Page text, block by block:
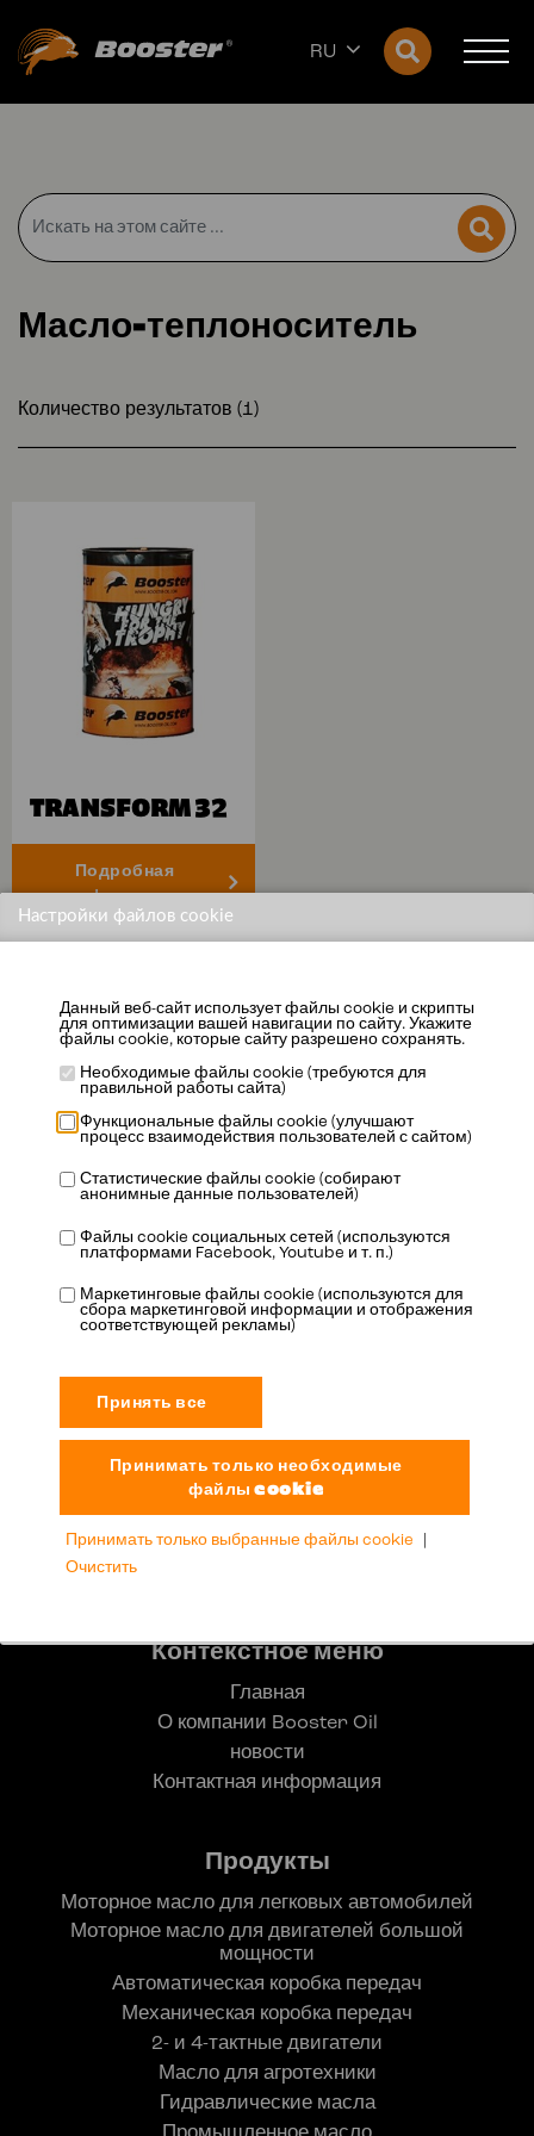
RU
Масло-теплоноситель
Количество результатов (1)
TRANSFORM 32
Подробная
информация
Адрес
Oudenaardestraat 49
Информация
info@booster-oil.com
Контекстное меню
Главная
О компании Booster Oil
новости
Контактная информация
Продукты
Моторное масло для легковых автомобилей
Моторное масло для двигателей большой
мощности
Автоматическая коробка передач
Механическая коробка передач
2- и 4-тактные двигатели
Масло для агротехники
Гидравлические масла
Настройки файлов cookie
Данный веб-сайт использует файлы cookie и скрипты
для оптимизации вашей навигации по сайту. Укажите
файлы cookie, которые сайту разрешено сохранять.
Необходимые файлы cookie (требуются для
правильной работы сайта)
Функциональные файлы cookie (улучшают
процесс взаимодействия пользователей с сайтом)
Статистические файлы cookie (собирают
анонимные данные пользователей)
Файлы cookie социальных сетей (используются
платформами Facebook, Youtube и т. п.)
Маркетинговые файлы cookie (используются для
сбора маркетинговой информации и отображения
соответствующей рекламы)
Принимать только выбранные файлы cookie
Очистить